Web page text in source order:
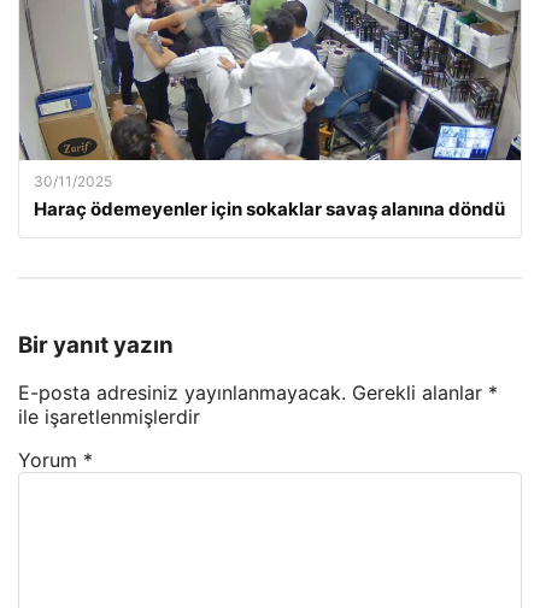
30/11/2025
Haraç ödemeyenler için sokaklar savaş alanına döndü
Bir yanıt yazın
E-posta adresiniz yayınlanmayacak. Gerekli alanlar *
ile işaretlenmişlerdir
Yorum *